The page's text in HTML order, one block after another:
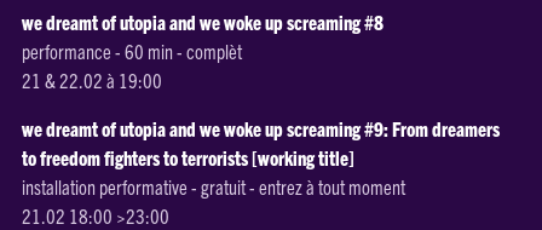
we dreamt of utopia and we woke up screaming #8
performance - 60 min - complèt
21 & 22.02 à 19:00
we dreamt of utopia and we woke up screaming #9: From dreamers
to freedom fighters to terrorists [working title]
installation performative - gratuit - entrez à tout moment
21.02 18:00 >23:00